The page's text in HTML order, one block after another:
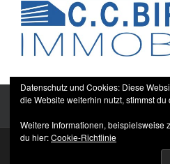
Datenschutz und Cookies: Diese
die Website weiterhin nutzt, stimmst
Weitere Informationen, beispielsweise
du hier:Cookie-Richtlinie